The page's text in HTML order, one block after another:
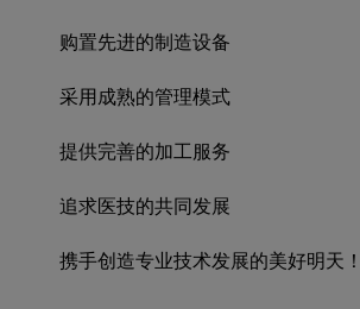
购置先进的制造设备
采用成熟的管理模式
提供完善的加工服务
追求医技的共同发展
携手创造专业技术发展的美好明天！